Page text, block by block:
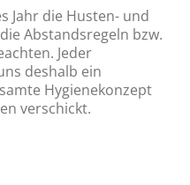
Jahr die Husten- und
Abstandsregeln bzw.
Jeder
deshalb ein
Hygienekonzept
verschickt.